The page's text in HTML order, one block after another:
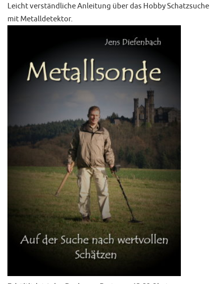
Leicht verständliche Anleitung über das Hobby Schatzsuche
mit Metalldetektor.